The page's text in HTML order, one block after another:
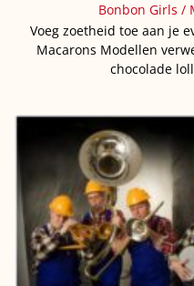
Bonbon Girls /
Voeg zoetheid toe aan je
Macarons Modellen
chocolade